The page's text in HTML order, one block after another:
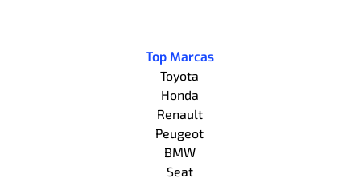
Top Marcas
Toyota
Honda
Renault
Peugeot
BMW
Seat